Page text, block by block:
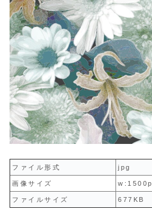
ファイル形式 jpg
画像サイズ
ファイルサイズ 677KB